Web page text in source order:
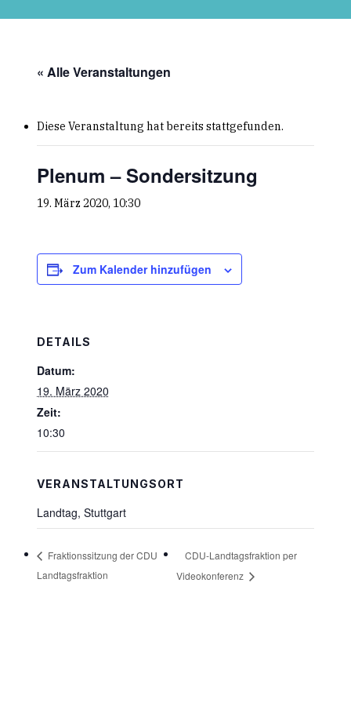
« Alle Veranstaltungen
Diese Veranstaltung hat bereits stattgefunden.
Plenum – Sondersitzung
19. März 2020, 10:30
Zum Kalender hinzufügen
DETAILS
Datum:
19. März 2020
Zeit:
10:30
VERANSTALTUNGSORT
Landtag, Stuttgart
Fraktionssitzung der CDU
Landtagsfraktion
CDU-Landtagsfraktion per
Videokonferenz